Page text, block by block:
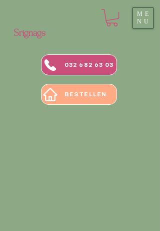
ME
NU
032 682 63 03
BESTELLEN
Srignags